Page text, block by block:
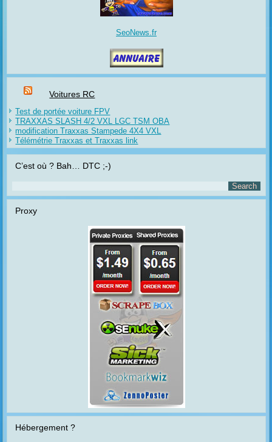
SeoNews.fr
Voitures RC
Test de portée voiture FPV
TRAXXAS SLASH 4/2 VXL LGC TSM OBA
modification Traxxas Stampede 4X4 VXL
Télémétrie Traxxas et Traxxas link
C’est où ? Bah… DTC ;-)
Proxy
Hébergement ?